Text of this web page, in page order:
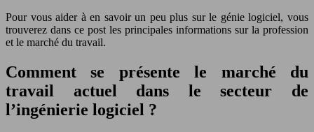
Pour vous aider à en savoir un peu plus sur le génie logiciel, vous
trouverez dans ce post les principales informations sur la profession
et le marché du travail.
Comment se présente le marché du
travail actuel dans le secteur de
l’ingénierie logiciel ?